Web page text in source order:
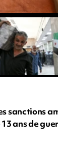
sanctions
ans de